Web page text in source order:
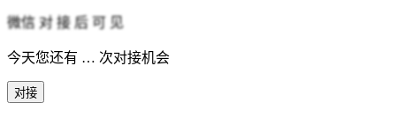
微信 对 接 后 可 见
今天您还有 … 次对接机会
对接